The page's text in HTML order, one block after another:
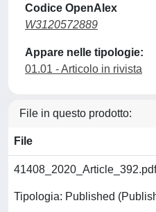
Codice OpenAlex
W3120572889
Appare nelle tipologie:
01.01 - Articolo in rivista
File in questo prodotto:
File
Tipologia: Published